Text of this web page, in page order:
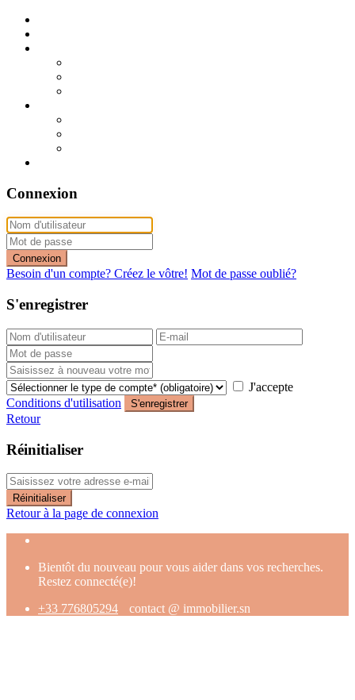
Connexion
Connexion
Besoin d'un compte? Créez le vôtre! Mot de passe oublié?
S'enregistrer
J'accepte
Conditions d'utilisation
S'enregistrer
Retour
Réinitialiser
Réinitialiser
Retour à la page de connexion
Bientôt du nouveau pour vous aider dans vos recherches.
Restez connecté(e)!
+33 776805294
contact @ immobilier.sn